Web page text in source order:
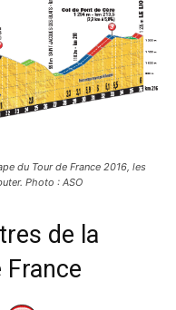
du Tour de France 2016, les
Photo : ASO
de la
France